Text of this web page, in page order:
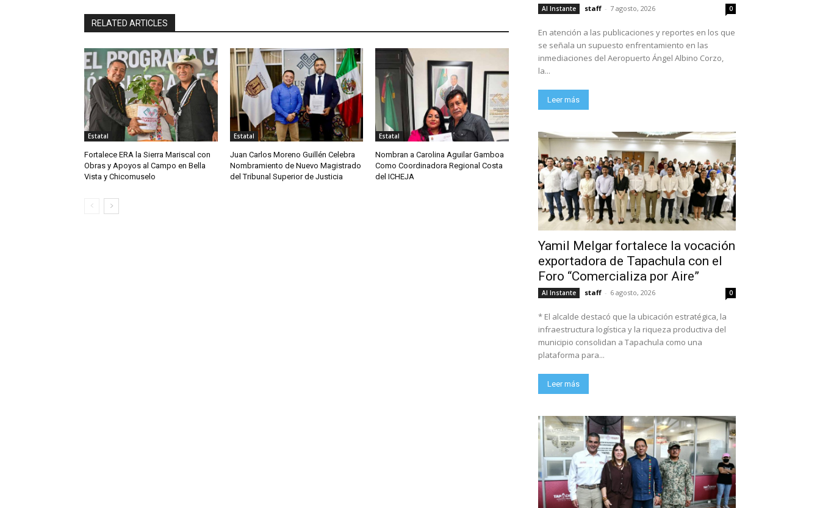
RELATED ARTICLES
Estatal
Fortalece ERA la Sierra Mariscal con
Obras y Apoyos al Campo en Bella
Vista y Chicomuselo
Estatal
Juan Carlos Moreno Guillén Celebra
Nombramiento de Nuevo Magistrado
del Tribunal Superior de Justicia
Estatal
Nombran a Carolina Aguilar Gamboa
Como Coordinadora Regional Costa
del ICHEJA
Al Instante staff - 7 agosto, 2026 0
En atención a las publicaciones y reportes en los que
se señala un supuesto enfrentamiento en las
inmediaciones del Aeropuerto Ángel Albino Corzo,
la...
Leer más
Yamil Melgar fortalece la vocación
exportadora de Tapachula con el
Foro “Comercializa por Aire”
Al Instante staff - 6 agosto, 2026 0
* El alcalde destacó que la ubicación estratégica, la
infraestructura logística y la riqueza productiva del
municipio consolidan a Tapachula como una
plataforma para...
Leer más